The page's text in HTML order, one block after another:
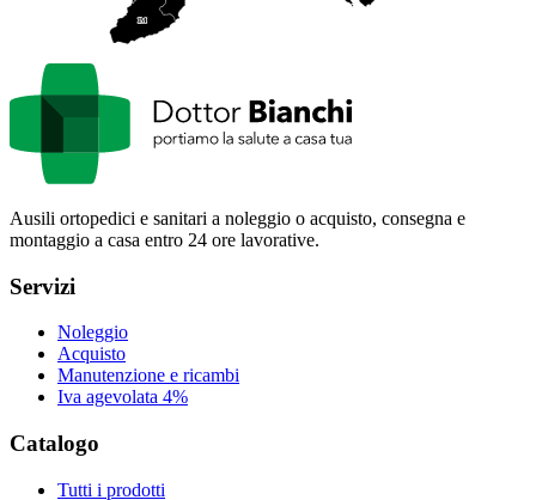
IM
Ausili ortopedici e sanitari a noleggio o acquisto, consegna e
montaggio a casa entro 24 ore lavorative.
Servizi
Noleggio
Acquisto
Manutenzione e ricambi
Iva agevolata 4%
Catalogo
Tutti i prodotti